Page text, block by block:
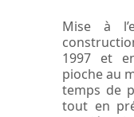
Mise à
1997 et
pioche au
temps de
tout en